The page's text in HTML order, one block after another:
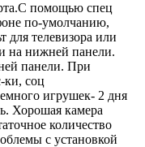
помощью спец
по-умолчанию,
для телевизора или
на нижней панели.
панели. При
ки, соц
игрушек- 2 дня
Хорошая камера
количество
с установкой